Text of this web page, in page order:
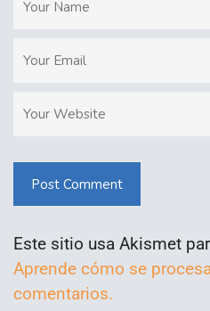
Post Comment
Este sitio usa Akismet
Aprende cómo se
comentarios.